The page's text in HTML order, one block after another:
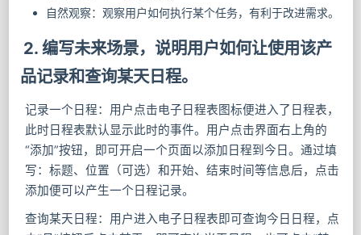
自然观察：观察用户如何执行某个任务，有利于改进需求。
2. 编写未来场景，说明用户如何让使用该产
品记录和查询某天日程。
记录一个日程：用户点击电子日程表图标便进入了日程表，
此时日程表默认显示此时的事件。用户点击界面右上⾓的
“添加”按钮，即可开启一个⻚面以添加日程到今日。通过填
写：标题、位置（可选）和开始、结束时间等信息后，点击
添加便可以产生一个日程记录。
查询某天日程：用户进入电子日程表即可查询今日日程，点